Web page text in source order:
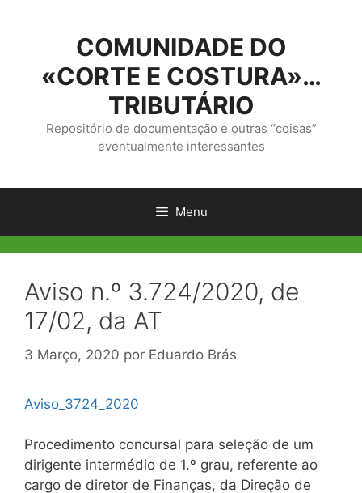
conteúdo
COMUNIDADE DO
«CORTE E COSTURA»…
TRIBUTÁRIO
Repositório de documentação e outras “coisas”
eventualmente interessantes
Menu
Aviso n.º 3.724/2020, de
17/02, da AT
3 Março, 2020 por Eduardo Brás
Aviso_3724_2020
Procedimento concursal para seleção de um
dirigente intermédio de 1.º grau, referente ao
cargo de diretor de Finanças, da Direção de